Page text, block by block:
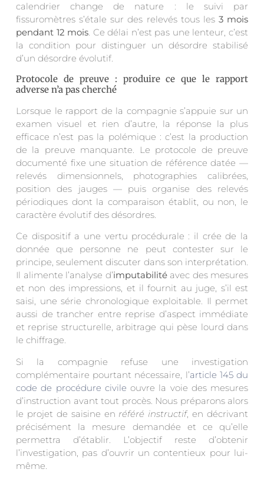
calendrier change de nature : le suivi par
fissuromètres s’étale sur des relevés tous les 3 mois
pendant 12 mois. Ce délai n’est pas une lenteur, c’est
la condition pour distinguer un désordre stabilisé
d’un désordre évolutif.
Protocole de preuve : produire ce que le rapport
adverse n’a pas cherché
Lorsque le rapport de la compagnie s’appuie sur un
examen visuel et rien d’autre, la réponse la plus
efficace n’est pas la polémique : c’est la production
de la preuve manquante. Le protocole de preuve
documenté fixe une situation de référence datée —
relevés dimensionnels, photographies calibrées,
position des jauges — puis organise des relevés
périodiques dont la comparaison établit, ou non, le
caractère évolutif des désordres.
Ce dispositif a une vertu procédurale : il crée de la
donnée que personne ne peut contester sur le
principe, seulement discuter dans son interprétation.
Il alimente l’analyse d’imputabilitéavec des mesures
et non des impressions, et il fournit au juge, s’il est
saisi, une série chronologique exploitable. Il permet
aussi de trancher entre reprise d’aspect immédiate
et reprise structurelle, arbitrage qui pèse lourd dans
le chiffrage.
Si la compagnie refuse une investigation
complémentaire pourtant nécessaire, l’article 145 du
code de procédure civile ouvre la voie des mesures
d’instruction avant tout procès. Nous préparons alors
le projet de saisine en référé instructif, en décrivant
précisément la mesure demandée et ce qu’elle
permettra d’établir. L’objectif reste d’obtenir
l’investigation, pas d’ouvrir un contentieux pour lui-
même.